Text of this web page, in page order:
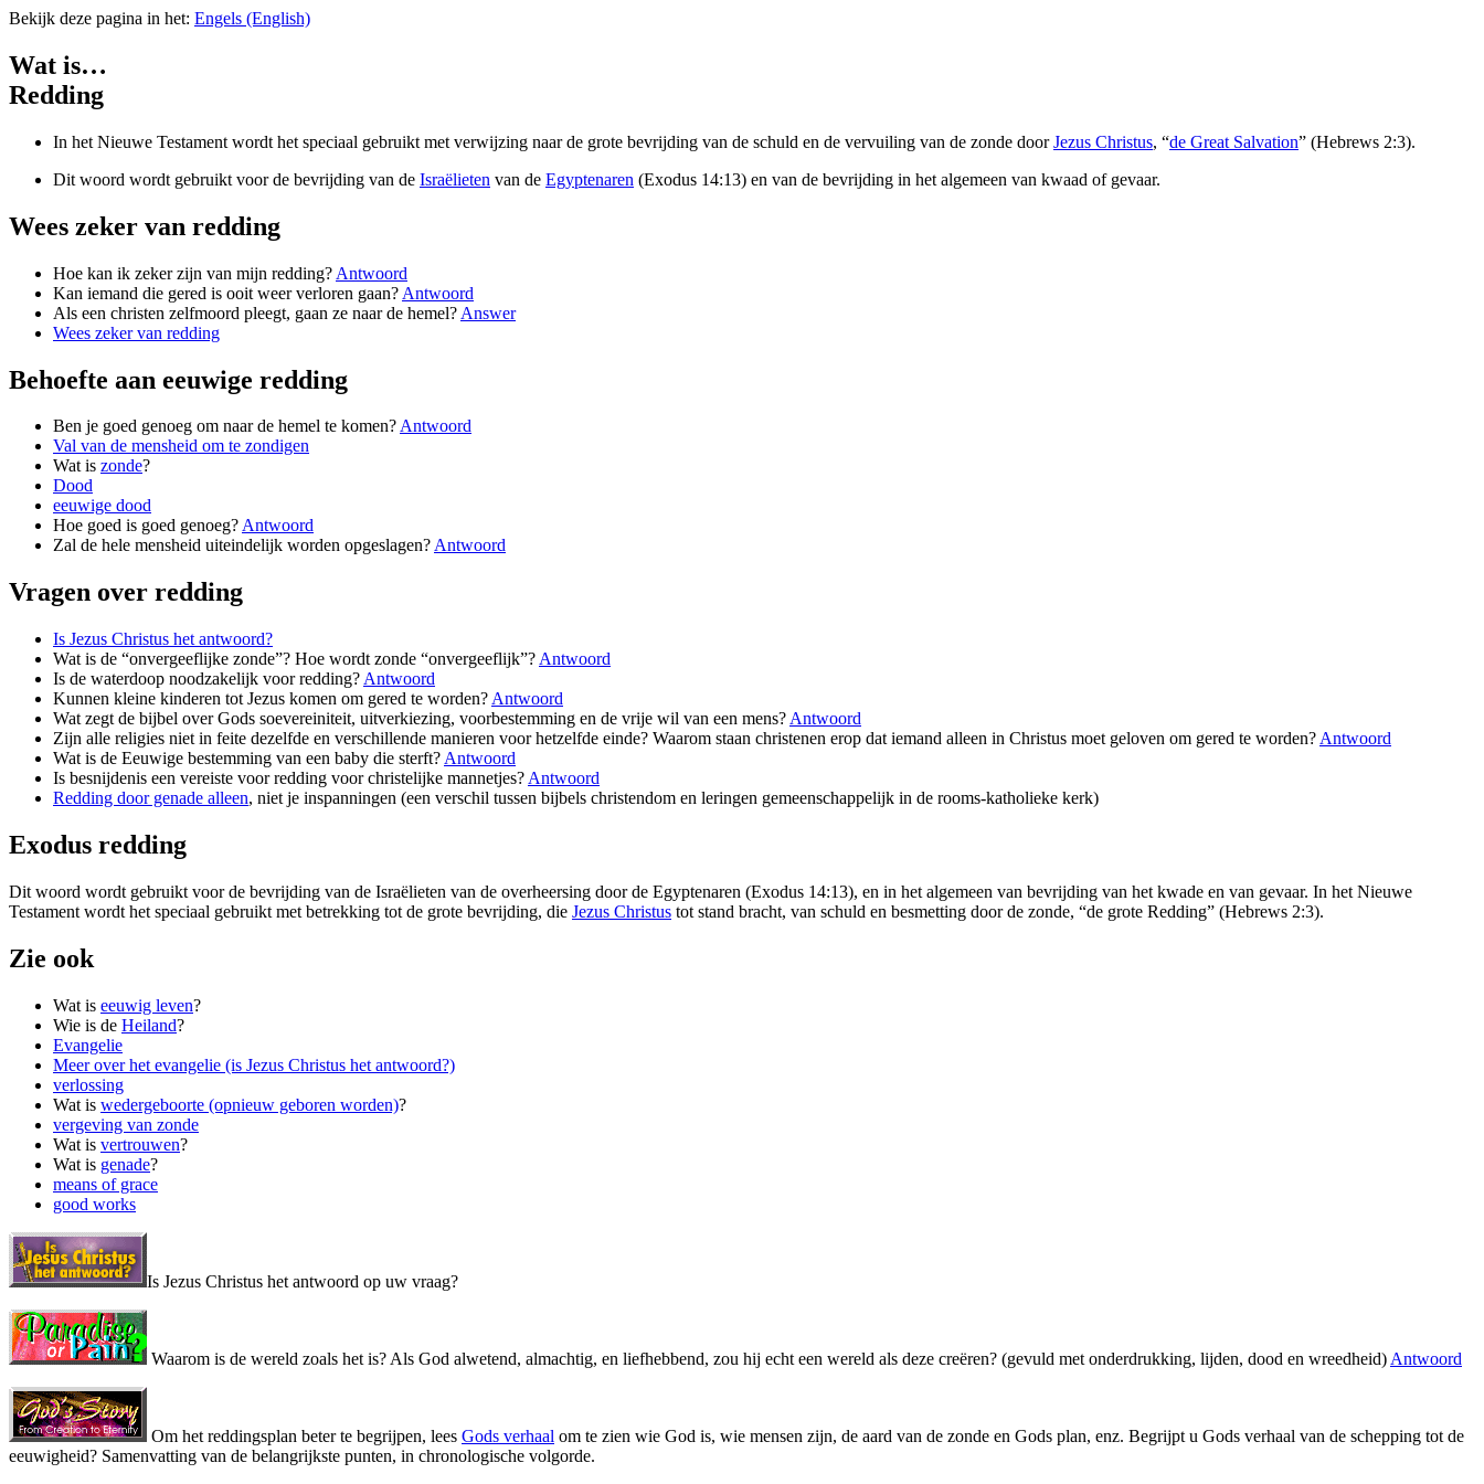
Bekijk deze pagina in het: Engels (English)
Wat is…
Redding
In het Nieuwe Testament wordt het speciaal gebruikt met verwijzing naar de grote bevrijding van de schuld en de vervuiling van de zonde doorJezus Christus, “de Great Salvation” (Hebrews 2:3).
Dit woord wordt gebruikt voor de bevrijding van de Israëlieten van de Egyptenaren (Exodus 14:13) en van de bevrijding in het algemeen van kwaad of gevaar.
Wees zeker van redding
Hoe kan ik zeker zijn van mijn redding? Antwoord
Kan iemand die gered is ooit weer verloren gaan? Antwoord
Als een christen zelfmoord pleegt, gaan ze naar de hemel? Answer
Wees zeker van redding
Behoefte aan eeuwige redding
Ben je goed genoeg om naar de hemel te komen?Antwoord
Val van de mensheid om te zondigen
Wat is zonde?
Dood
eeuwige dood
Hoe goed is goed genoeg?Antwoord
Zal de hele mensheid uiteindelijk worden opgeslagen?Antwoord
Vragen over redding
Is Jezus Christus het antwoord?
Wat is de “onvergeeflijke zonde”? Hoe wordt zonde “onvergeeflijk”? Antwoord
Is de waterdoop noodzakelijk voor redding? Antwoord
Kunnen kleine kinderen tot Jezus komen om gered te worden? Antwoord
Wat zegt de bijbel over Gods soevereiniteit, uitverkiezing, voorbestemming en de vrije wil van een mens? Antwoord
Zijn alle religies niet in feite dezelfde en verschillende manieren voor hetzelfde einde? Waarom staan christenen erop dat iemand alleen in Christus moet geloven om gered te worden? Antwoord
Wat is de Eeuwige bestemming van een baby die sterft? Antwoord
Is besnijdenis een vereiste voor redding voor christelijke mannetjes? Antwoord
Redding door genade alleen, niet je inspanningen (een verschil tussen bijbels christendom en leringen gemeenschappelijk in de rooms-katholieke kerk)
Exodus redding
Dit woord wordt gebruikt voor de bevrijding van de Israëlieten van de overheersing door de Egyptenaren (Exodus 14:13), en in het algemeen van bevrijding van het kwade en van gevaar. In het Nieuwe
Testament wordt het speciaal gebruikt met betrekking tot de grote bevrijding, die Jezus Christus tot stand bracht, van schuld en besmetting door de zonde, “de grote Redding” (Hebrews 2:3).
Zie ook
Wat is eeuwig leven?
Wie is de Heiland?
Evangelie
Meer over het evangelie (is Jezus Christus het antwoord?)
verlossing
Wat is wedergeboorte (opnieuw geboren worden)?
vergeving van zonde
Wat is vertrouwen?
Wat is genade?
means of grace
good works
Is Jezus Christus het antwoord op uw vraag?
Waarom is de wereld zoals het is? Als God alwetend, almachtig, en liefhebbend, zou hij echt een wereld als deze creëren? (gevuld met onderdrukking, lijden, dood en wreedheid) Antwoord
Om het reddingsplan beter te begrijpen, lees Gods verhaal om te zien wie God is, wie mensen zijn, de aard van de zonde en Gods plan, enz. Begrijpt u Gods verhaal van de schepping tot de
eeuwigheid? Samenvatting van de belangrijkste punten, in chronologische volgorde.